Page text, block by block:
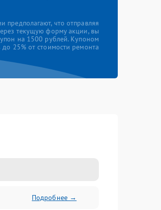
предполагают, что отправляя
текущую форму акции, вы
на 1500 рублей. Купоном
25% от стоимости ремонта
Подробнее →